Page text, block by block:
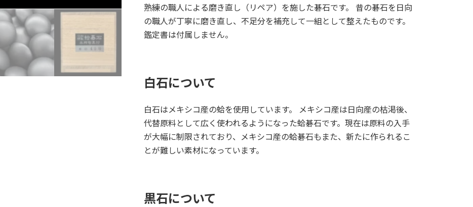
熟練の職人による磨き直し（リペア）を施した碁石です。 昔の碁石を日向
の職人が丁寧に磨き直し、不足分を補充して一組として整えたものです。
鑑定書は付属しません。
白石について
白石はメキシコ産の蛤を使用しています。 メキシコ産は日向産の枯渇後、
代替原料として広く使われるようになった蛤碁石です。現在は原料の入手
が大幅に制限されており、メキシコ産の蛤碁石もまた、新たに作られるこ
とが難しい素材になっています。
黒石について